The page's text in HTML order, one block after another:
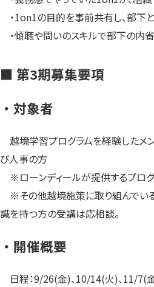
・1on1の目的を事前共有し、部下
・傾聴や問いのスキルで部下の内
■ 第3期募集要項
・対象者
越境学習プログラムを経験したメ
び人事の方
※ローンディールが提供するプロ
※その他越境施策に取り組んでい
識を持つ方の受講は応相談。
・開催概要
日程：9/26(金)、10/14(火)、11/7(